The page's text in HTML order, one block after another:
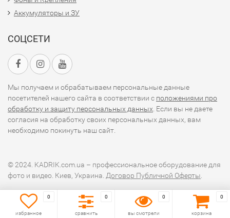
Аккумуляторы и ЗУ
СОЦСЕТИ
Мы получаем и обрабатываем персональные данные
посетителей нашего сайта в соответствии с положениями про
обработку и защиту персональных данных . Если вы не даете
согласия на обработку своих персональных данных, вам
необходимо покинуть наш сайт.
© 2024. KADRIK.com.ua – профессиональное оборудование для
фото и видео. Киев, Украина. Договор Публичной Оферты
0
избранное
0
сравнить
0
вы смотрели
0
корзина